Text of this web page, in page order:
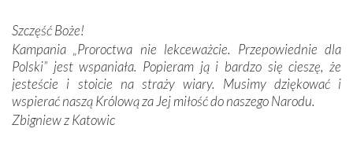
spotykaliśmy się z serdeczną otwartością
Portugalczyków. Podziwialiśmy ich ludową sztukę i
zwyczaje. Mimo że nasze kraje są od siebie bardzo
oddalone, w żaden sposób nie czuliśmy się obco.
Sprawiła to oczywiście sama Matka Boża, ale też
kulturowa bliskość biorąca swój początek w naszej
wspólnej wierze. Podczas wyjazdów do historycznych
Szczęść Boże!
Kampania „Proroctwa nie lekceważcie. Przepowiednie dla
Polski” jest wspaniała. Popieram ją i bardzo się cieszę, że
jesteście i stoicie na straży wiary. Musimy dziękować i
wspierać naszą Królową za Jej miłość do naszego Narodu.
Zbigniew z Katowic